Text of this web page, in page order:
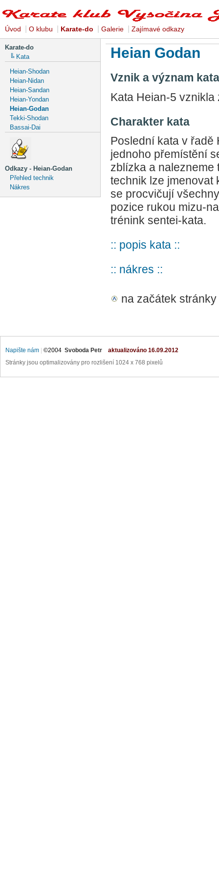
Úvod O klubu Karate-do Galerie Zajímavé odkazy
Heian Godan
Vznik a význam kata
Kata Heian-5
Charakter kata
Poslední kata v řadě
jednoho přemístění
zblízka a nalezneme
technik lze jmenovat
se procvičují
pozice rukou mizu-
trénink sentei-kata.
:: popis kata ::
:: nákres ::
na začátek stránky
Karate-do
╚ Kata
Heian-Shodan
Heian-Nidan
Heian-Sandan
Heian-Yondan
Heian-Godan
Tekki-Shodan
Bassai-Dai
Odkazy - Heian-Godan
Přehled technik
Nákres
Napište nám ©2004 Svoboda Petr aktualizováno 16.09.2012
Stránky jsou optimalizovány pro rozlišení 1024 x 768 pixelů